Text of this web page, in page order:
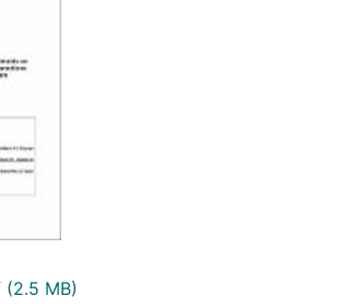
(2.5 MB)